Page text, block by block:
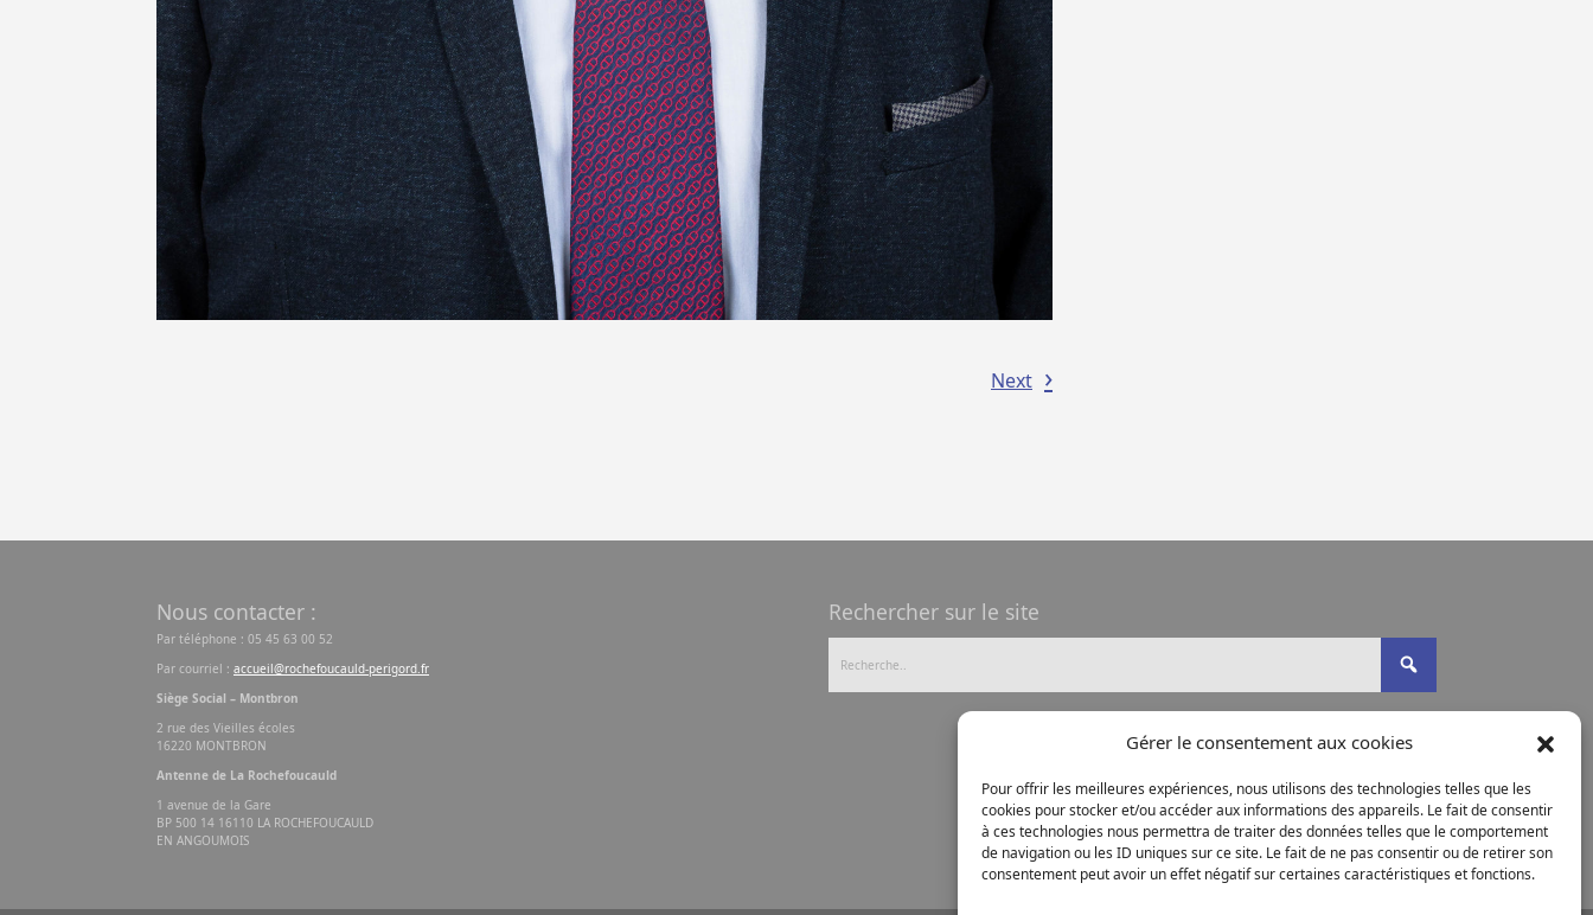
Gérer le consentement aux cookies
Pour offrir les meilleures expériences, nous utilisons des technologies telles que les
cookies pour stocker et/ou accéder aux informations des appareils. Le fait de consentir
à ces technologies nous permettra de traiter des données telles que le comportement
de navigation ou les ID uniques sur ce site. Le fait de ne pas consentir ou de retirer son
consentement peut avoir un effet négatif sur certaines caractéristiques et fonctions.
Next ›
Nous contacter :
Par téléphone : 05 45 63 00 52
Par courriel : accueil@rochefoucauld-perigord.fr
Siège Social – Montbron
2 rue des Vieilles écoles
16220 MONTBRON
Antenne de La Rochefoucauld
1 avenue de la Gare
BP 500 14 16110 LA ROCHEFOUCAULD
EN ANGOUMOIS
Rechercher sur le site